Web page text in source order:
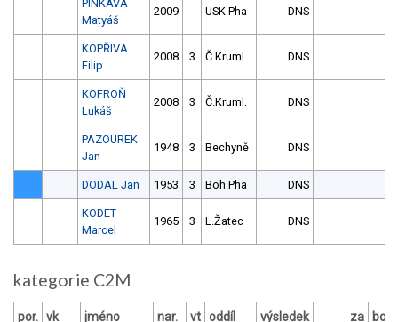
PINKAVA
Matyáš
2009 USK Pha DNS
KOPŘIVA
Filip
2008 3 Č.Kruml. DNS
KOFROŇ
Lukáš
2008 3 Č.Kruml. DNS
PAZOUREK
Jan
1948 3 Bechyně DNS
DODAL Jan 1953 3 Boh.Pha DNS
KODET
Marcel
1965 3 L.Žatec DNS
kategorie C2M
por. vk jméno nar. vt oddíl výsledek
za